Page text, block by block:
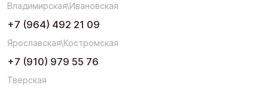
Владимирская\Ивановская
+7 (964) 492 21 09
Ярославская\Костромская
+7 (910) 979 55 76
Тверская